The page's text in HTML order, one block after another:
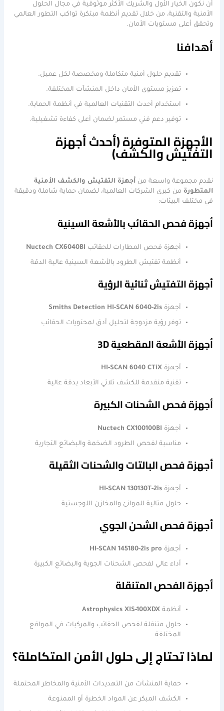
أن نكون الخيار الأول والشريك الأكثر موثوقية في مجال الحلول
الأمنية والتقنية، من خلال تقديم أنظمة مبتكرة تواكب التطور العالمي
وتحقق أعلى مستويات الأمان.
أهدافنا
تقديم حلول أمنية متكاملة ومخصصة لكل عميل.
تعزيز مستوى الأمان داخل المنشآت المختلفة.
استخدام أحدث التقنيات العالمية في أنظمة الحماية.
توفير دعم فني مستمر لضمان أعلى كفاءة تشغيلية.
الأجهزة المتوفرة (أحدث أجهزة
التفتيش والكشف)
نقدم مجموعة واسعة من أجهزة التفتيش والكشف الأمنية
المتطورة من كبرى الشركات العالمية، لضمان حماية شاملة ودقيقة
في مختلف البيئات:
أجهزة فحص الحقائب بالأشعة السينية
أجهزة فحص المطارات للحقائب Nuctech CX6040BI
أنظمة تفتيش الطرود بالأشعة السينية عالية الدقة
أجهزة التفتيش ثنائية الرؤية
أجهزةSmiths Detection HI-SCAN 6040-2is
توفر رؤية مزدوجة لتحليل أدق لمحتويات الحقائب
أجهزة الأشعة المقطعية 3D
أجهزةHI-SCAN 6040 CTiX
تقنية متقدمة للكشف ثلاثي الأبعاد بدقة عالية
أجهزة فحص الشحنات الكبيرة
أجهزة Nuctech CX100100BI
مناسبة لفحص الطرود الضخمة والبضائع التجارية
أجهزة فحص البالتات والشحنات الثقيلة
أجهزةHI-SCAN 130130T-2is
حلول مثالية للموانئ والمخازن اللوجستية
أجهزة فحص الشحن الجوي
أجهزة HI-SCAN 145180-2is pro
أداء عالي لفحص الشحنات الجوية والبضائع الكبيرة
أجهزة الفحص المتنقلة
أنظمةAstrophysics XIS-100XDX
حلول متنقلة لفحص الحقائب والمركبات في المواقع
المختلفة
لماذا تحتاج إلى حلول الأمن المتكاملة؟
حماية المنشآت من التهديدات الأمنية والمخاطر المحتملة
الكشف المبكر عن المواد الخطرة أو الممنوعة